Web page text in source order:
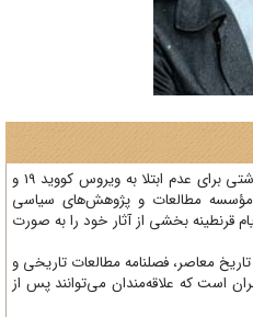
با توجه به نیاز به تداوم مراقبت‌های بهداشتی برای عدم ابتلا به ویروس کووید 19 و
مطالعات و پژوهش‌های سیاسی
بخشی از آثار خود را به صورت
معاصر، فصلنامه‌ مطالعات تاریخی و
که علاقه‌مندان می‌توانند پس از